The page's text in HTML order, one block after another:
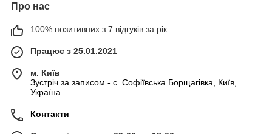
Про нас
100% позитивних з 7 відгуків за рік
Працює з 25.01.2021
м. Київ
Зустріч за записом - с. Софіївська Борщагівка, Київ,
Україна
Контакти